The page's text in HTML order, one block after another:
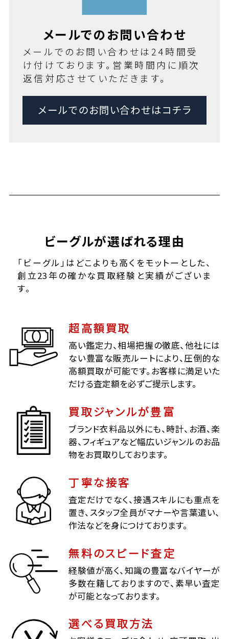
メールでのお問い合わせ
メールでのお問い合わせは24時間受
け付けております。営業時間内に順次
返信対応させていただきます。
メールでのお問い合わせはコチラ
ビーグルが選ばれる理由
「ビーグル」はどこよりも高くをモットーとした、
創立23年の確かな買取経験と実績がございま
す。
超高額買取
高い鑑定力、相場把握の徹底、他社には
ない豊富な販売ルートにより、圧倒的な
高額買取が可能です。お客様に満足いた
だける査定額を必ずご提示します。
買取ジャンルが豊富
ブランド衣料品以外にも、時計、お酒、楽
器、フィギュアなど幅広いジャンルのお品
物をお買取りしております。
丁寧な接客
査定だけでなく、接遇スキルにも重点を
置き、スタッフ全員がマナーや言葉遣い、
作法などを身につけております。
無料のスピード査定
経験値が高く、知識の豊富なバイヤーが
多数在籍しておりますので、素早い査定
が可能となっております。
選べる買取方法